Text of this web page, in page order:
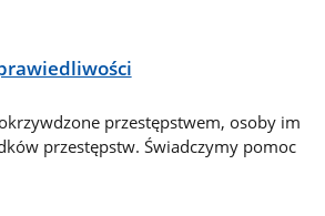
przestępstwem, osoby im
przestępstw. Świadczymy pomoc